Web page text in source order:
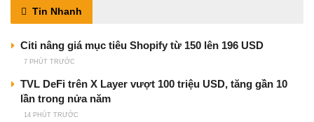
Tin Nhanh
Citi nâng giá mục tiêu Shopify từ 150 lên 196 USD
7 PHÚT TRƯỚC
TVL DeFi trên X Layer vượt 100 triệu USD, tăng gần 10
lần trong nửa năm
14 PHÚT TRƯỚC